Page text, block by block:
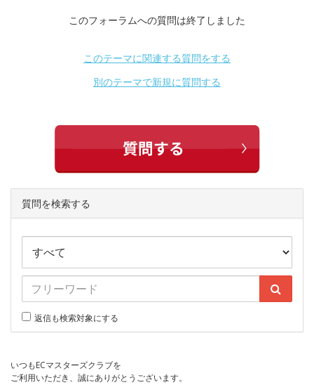
このフォーラムへの質問は終了しました
このテーマに関連する質問をする
別のテーマで新規に質問する
質問を検索する
返信も検索対象にする
いつもECマスターズクラブを
ご利用いただき、誠にありがとうございます。